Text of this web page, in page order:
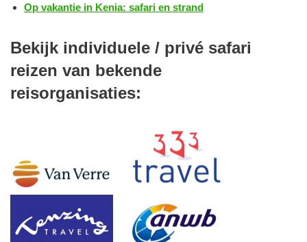
Op vakantie in Kenia: safari en strand
Bekijk individuele / privé safari
reizen van bekende
reisorganisaties: